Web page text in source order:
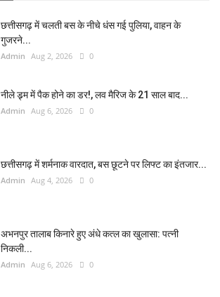
छत्तीसगढ़ में चलती बस के नीचे धंस गई पुलिया, वाहन के
गुजरने...
Admin Aug 2, 2026 0
नीले ड्र्म में पैक होने का डर!, लव मैरिज के 21 साल बाद...
Admin Aug 6, 2026 0
छत्तीसगढ़ में शर्मनाक वारदात, बस छूटने पर लिफ्ट का इंतजार...
Admin Aug 4, 2026 0
अभनपुर तालाब किनारे हुए अंधे कत्ल का खुलासा: पत्नी
निकली...
Admin Aug 6, 2026 0